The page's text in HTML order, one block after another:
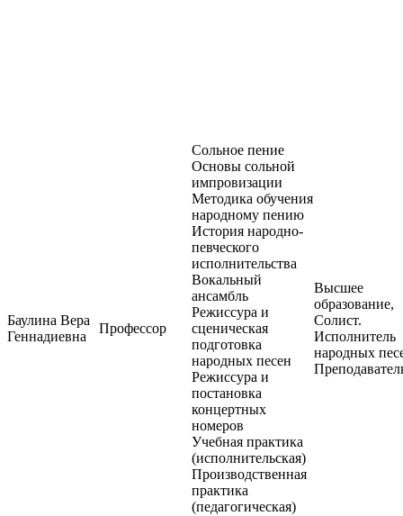
Баулина Вера
Геннадиевна
Профессор
Сольное пение
Основы сольной
импровизации
Методика обучения
народному пению
История народно-
певческого
исполнительства
Вокальный
ансамбль
Режиссура и
сценическая
подготовка
народных песен
Режиссура и
постановка
концертных
номеров
Учебная практика
(исполнительская)
Производственная
практика
(педагогическая)
Высшее
образование,
Солист.
Исполнитель
народных